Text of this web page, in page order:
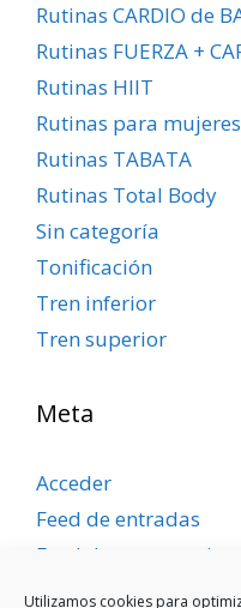
Utilizamos cookies para
Rutinas CARDIO de
Rutinas FUERZA +
Rutinas HIIT
Rutinas para mujeres
Rutinas TABATA
Rutinas Total Body
Sin categoría
Tonificación
Tren inferior
Tren superior
Meta
Acceder
Feed de entradas
Feed de comentarios
WordPress.org